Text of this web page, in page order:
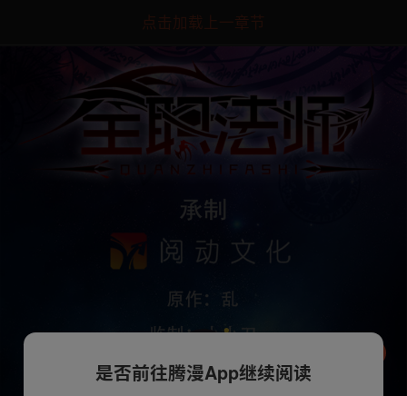
点击加载上一章节
是否前往腾漫App继续阅读